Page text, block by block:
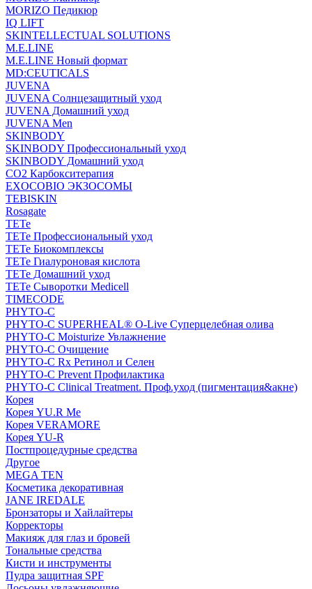
MORIZO Педикюр
IQ LIFT
SKINTELLECTUAL SOLUTIONS
M.E.LINE
M.E.LINE Новый формат
MD:CEUTICALS
JUVENA
JUVENA Солнцезащитный уход
JUVENA Домашний уход
JUVENA Men
SKINBODY
SKINBODY Профессиональный уход
SKINBODY Домашний уход
CO2 Карбокситерапия
EXOCOBIO ЭКЗОСОМЫ
TEBISKIN
Rosagate
TETe
TETe Профессиональный уход
TETe Биокомплексы
TETe Гиалуроновая кислота
TETe Домашний уход
TETe Сыворотки Medicell
TIMECODE
PHYTO-C
PHYTO-C SUPERHEAL® O-Live Суперцелебная олива
PHYTO-C Moisturize Увлажнение
PHYTO-C Очищение
PHYTO-C Rx Ретинол и Селен
PHYTO-C Prevent Профилактика
PHYTO-C Clinical Treatment. Проф.уход (пигментация&акне)
Корея
Корея YU.R Me
Корея VERAMORE
Корея YU-R
Постпроцедурные средства
Другое
MEGA TEN
Косметика декоративная
JANE IREDALE
Бронзаторы и Хайлайтеры
Корректоры
Макияж для глаз и бровей
Тональные средства
Кисти и инструменты
Пудра защитная SPF